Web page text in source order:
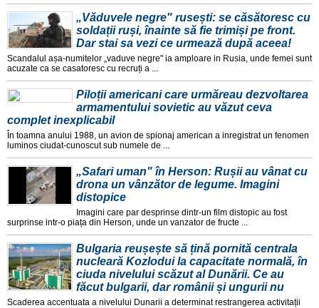
„Văduvele negre" rusești: se căsătoresc cu
soldații ruși, înainte să fie trimiși pe front.
Dar stai sa vezi ce urmează după aceea!
Scandalul așa-numitelor „vaduve negre" ia amploare in Rusia, unde femei sunt
acuzate ca se casatoresc cu recruți a ...
Piloții americani care urmăreau dezvoltarea
armamentului sovietic au văzut ceva
complet inexplicabil
În toamna anului 1988, un avion de spionaj american a inregistrat un fenomen
luminos ciudat-cunoscut sub numele de ...
„Safari uman" în Herson: Rușii au vânat cu
drona un vânzător de legume. Imagini
distopice
Imagini care par desprinse dintr-un film distopic au fost
surprinse intr-o piața din Herson, unde un vanzator de fructe ...
Bulgaria reușește să țină pornită centrala
nucleară Kozlodui la capacitate normală, în
ciuda nivelului scăzut al Dunării. Ce au
făcut bulgarii, dar românii și ungurii nu
Scaderea accentuata a nivelului Dunarii a determinat restrangerea activitații